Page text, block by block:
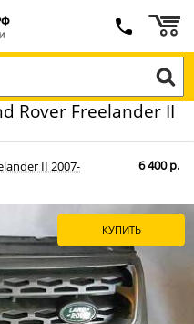
Rover Freelander II
II 2007-
6 400 р.
КУПИТЬ